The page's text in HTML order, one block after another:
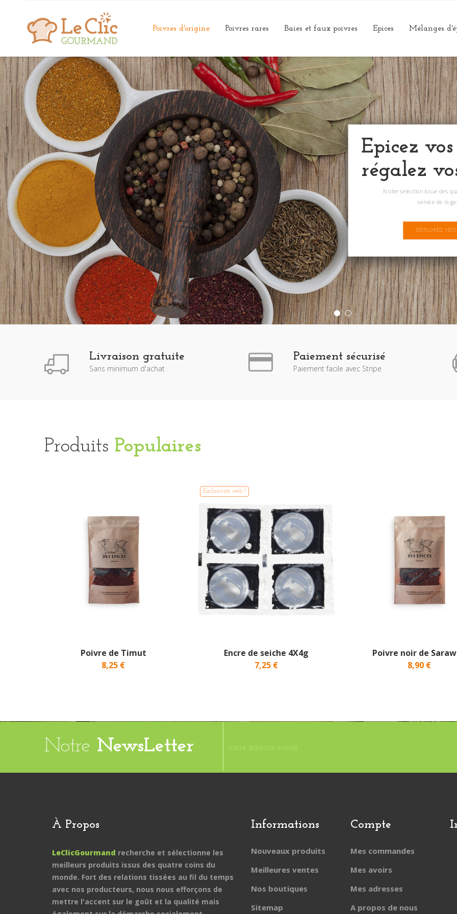
Poivres d'origine Poivres rares Baies et faux poivres Epices Mélanges
Epicez
régalez
Notre selection issue des
service de la
EXPLOREZ
Livraison gratuite
Sans minimum d'achat
Paiement sécurisé
Paiement facile avec Stripe
Produits Populaires
Poivre de Timut
8,25 €
Exclusivité web !
Encre de seiche 4X4g
7,25 €
Poivre noir de
8,90 €
Notre NewsLetter
À Propos
LeClicGourmand recherche et sélectionne les
meilleurs produits issus des quatre coins du
monde. Fort des relations tissées au fil du temps
avec nos producteurs, nous nous efforçons de
mettre l'accent sur le goût et la qualité mais
Informations
Nouveaux produits
Meilleures ventes
Nos boutiques
Sitemap
Compte
Mes commandes
Mes avoirs
Mes adresses
A propos de nous